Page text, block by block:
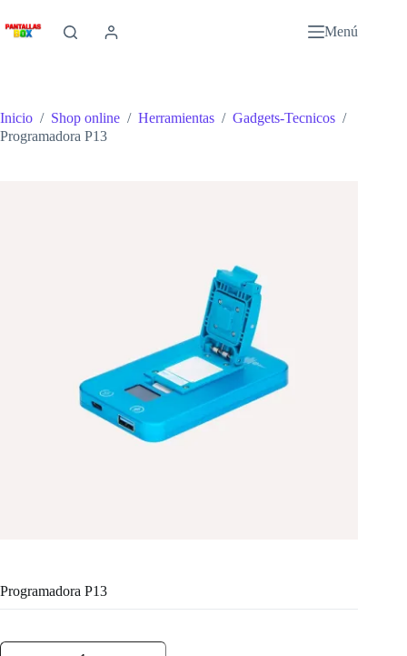
al
contenido
Menú
Inicio / Shop online / Herramientas / Gadgets-Tecnicos /
Programadora P13
Programadora P13
Programadora